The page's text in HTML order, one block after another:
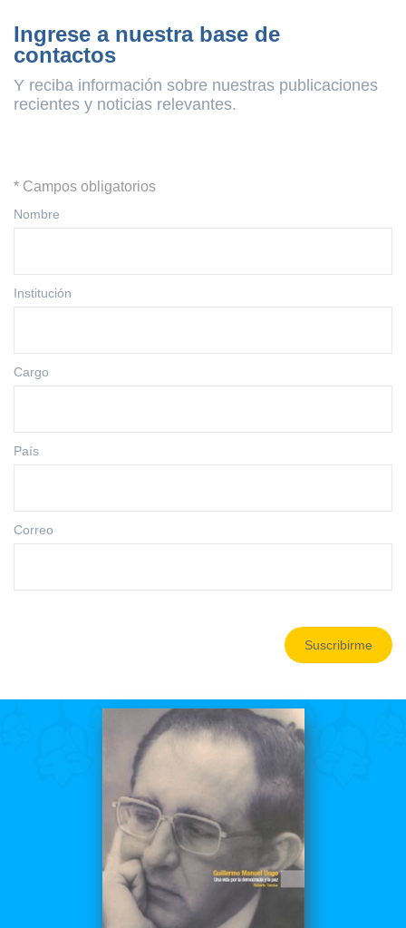
Ingrese a nuestra base de
contactos
Y reciba información sobre nuestras publicaciones
recientes y noticias relevantes.
* Campos obligatorios
Nombre
Institución
Cargo
País
Correo
Suscribirme